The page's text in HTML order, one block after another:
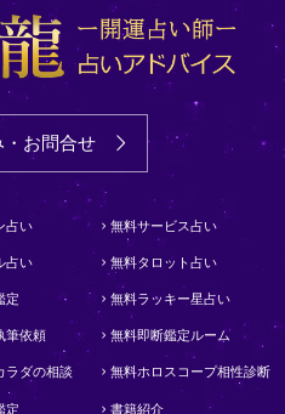
・お問合せ
占い
占い
定
筆依頼
ラダの相談
定
無料サービス占い
無料タロット占い
無料ラッキー星占い
無料即断鑑定ルーム
無料ホロスコープ相性診断
書籍紹介